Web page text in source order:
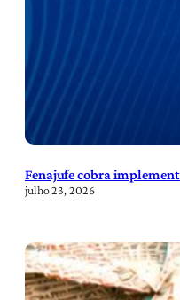
Fenajufe cobra
julho 23, 2026